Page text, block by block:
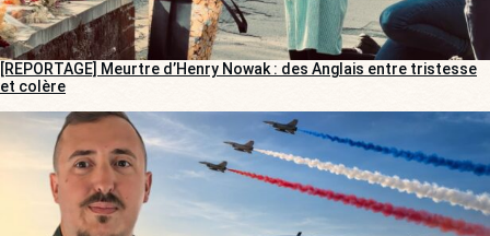
[REPORTAGE] Meurtre d’Henry Nowak : des Anglais entre tristesse
et colère